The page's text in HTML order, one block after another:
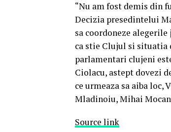
“Nu am fost demis din
Decizia presedintelui
sa coordoneze
ca stie Clujul si situatia
parlamentari clujeni
Ciolacu, astept dovezi
ce urmeaza sa aiba loc,
Mladinoiu, Mihai
Source link